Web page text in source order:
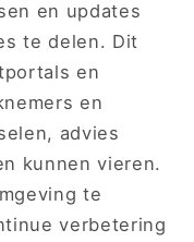
en updates
te delen. Dit
en
en
advies
kunnen vieren.
te
verbetering